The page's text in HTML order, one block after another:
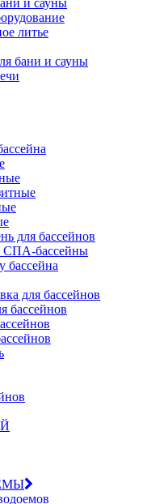
и сауны
литье
бани и сауны
для бассейнов
СПА-бассейны
бассейна
для бассейнов
бассейнов